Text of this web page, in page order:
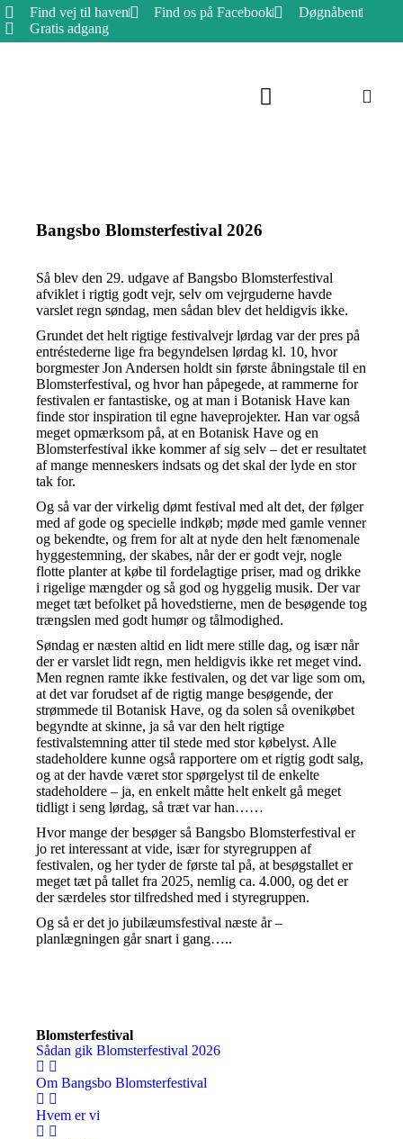
Find vej til haven Find os på Facebook
Døgnåbent
Gratis adgang
Bangsbo Blomsterfestival 2026
Så blev den 29. udgave af Bangsbo Blomsterfestival
afviklet i rigtig godt vejr, selv om vejrguderne havde
varslet regn søndag, men sådan blev det heldigvis ikke.
Grundet det helt rigtige festivalvejr lørdag var der pres på
entréstederne lige fra begyndelsen lørdag kl. 10, hvor
borgmester Jon Andersen holdt sin første åbningstale til en
Blomsterfestival, og hvor han påpegede, at rammerne for
festivalen er fantastiske, og at man i Botanisk Have kan
finde stor inspiration til egne haveprojekter. Han var også
meget opmærksom på, at en Botanisk Have og en
Blomsterfestival ikke kommer af sig selv – det er resultatet
af mange menneskers indsats og det skal der lyde en stor
tak for.
Og så var der virkelig dømt festival med alt det, der følger
med af gode og specielle indkøb; møde med gamle venner
og bekendte, og frem for alt at nyde den helt fænomenale
hyggestemning, der skabes, når der er godt vejr, nogle
flotte planter at købe til fordelagtige priser, mad og drikke
i rigelige mængder og så god og hyggelig musik. Der var
meget tæt befolket på hovedstierne, men de besøgende tog
trængslen med godt humør og tålmodighed.
Søndag er næsten altid en lidt mere stille dag, og især når
der er varslet lidt regn, men heldigvis ikke ret meget vind.
Men regnen ramte ikke festivalen, og det var lige som om,
at det var forudset af de rigtig mange besøgende, der
strømmede til Botanisk Have, og da solen så ovenikøbet
begyndte at skinne, ja så var den helt rigtige
festivalstemning atter til stede med stor købelyst. Alle
stadeholdere kunne også rapportere om et rigtig godt salg,
og at der havde været stor spørgelyst til de enkelte
stadeholdere – ja, en enkelt måtte helt enkelt gå meget
tidligt i seng lørdag, så træt var han……
Hvor mange der besøger så Bangsbo Blomsterfestival er
jo ret interessant at vide, især for styregruppen af
festivalen, og her tyder de første tal på, at besøgstallet er
meget tæt på tallet fra 2025, nemlig ca. 4.000, og det er
der særdeles stor tilfredshed med i styregruppen.
Og så er det jo jubilæumsfestival næste år –
planlægningen går snart i gang…..
Blomsterfestival
Sådan gik Blomsterfestival 2026
Om Bangsbo Blomsterfestival
Hvem er vi